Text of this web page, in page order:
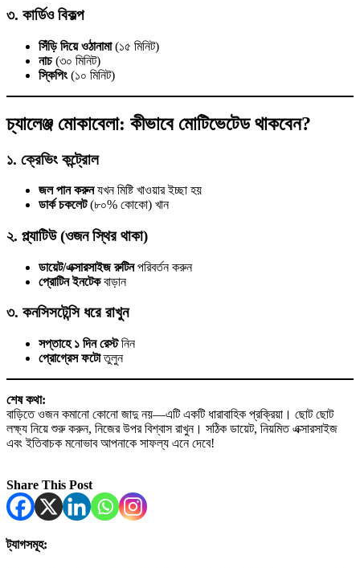
৩. কার্ডিও বিকল্প
সিঁড়ি দিয়ে ওঠানামা(১৫ মিনিট)
নাচ(৩০ মিনিট)
স্কিপিং(১০ মিনিট)
চ্যালেঞ্জ মোকাবেলা: কীভাবে মোটিভেটেড থাকবেন?
১. ক্রেভিং কন্ট্রোল
জল পান করুনযখন মিষ্টি খাওয়ার ইচ্ছা হয়
ডার্ক চকলেট(৮০% কোকো) খান
২. প্ল্যাটিউ (ওজন স্থির থাকা)
ডায়েট/এক্সারসাইজ রুটিনপরিবর্তন করুন
প্রোটিন ইনটেকবাড়ান
৩. কনসিসটেন্সি ধরে রাখুন
সপ্তাহে ১ দিন রেস্টনিন
প্রোগ্রেস ফটোতুলুন
শেষ কথা:
বাড়িতে ওজন কমানো কোনো জাদু নয়—এটি একটি ধারাবাহিক প্রক্রিয়া। ছোট ছোট
লক্ষ্য নিয়ে শুরু করুন, নিজের উপর বিশ্বাস রাখুন। সঠিক ডায়েট, নিয়মিত এক্সারসাইজ
এবং ইতিবাচক মনোভাব আপনাকে সাফল্য এনে দেবে!
Share This Post
ট্যাগসমূহ: